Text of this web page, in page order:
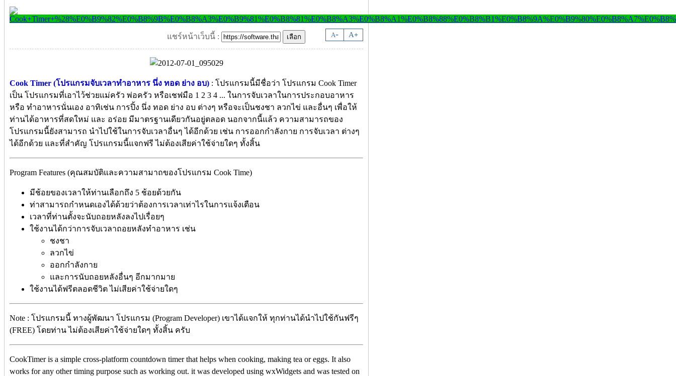
A- A+
แชร์หน้าเว็บนี้ :
Cook Timer (โปรแกรมจับเวลาทำอาหาร นึ่ง ทอด ย่าง อบ) : โปรแกรมนี้มีชื่อว่า โปรแกรม Cook Timer
เป็น โปรแกรมที่เอาไว้ช่วยแม่ครัว พ่อครัว หรือเชฟมือ 1 2 3 4 ... ในการจับเวลาในการประกอบอาหาร
หรือ ทำอาหารนั่นเอง อาทิเช่น การปิ้ง นึ่ง ทอด ย่าง อบ ต่างๆ หรือจะเป็นชงชา ลวกไข่ และอื่นๆ เพื่อให้
ท่านได้อาหารที่สดใหม่ และ อร่อย มีมาตรฐานเดียวกันอยู่ตลอด นอกจากนี้แล้ว ความสามารถของ
โปรแกรมนี้ยังสามารถ นำไปใช้ในการจับเวลาอื่นๆ ได้อีกด้วย เช่น การออกกำลังกาย การจับเวลา ต่างๆ
ได้อีกด้วย และที่สำคัญ โปรแกรมนี้แจกฟรี ไม่ต้องเสียค่าใช้จ่ายใดๆ ทั้งสิ้น
Program Features (คุณสมบัติและความสามาถของโปรแกรม Cook Time)
มีช้อยของเวลาให้ท่านเลือกถึง 5 ช้อยด้วยกัน
ท่าสามารถกำหนดเองได้ด้วยว่าต้องการเวลาเท่าไรในการแจ้งเตือน
เวลาที่ท่านตั้งจะนับถอยหลังลงไปเรื่อยๆ
ใช้งานได้กว่าการจับเวลาถอยหลังทำอาหาร เช่น
ชงชา
ลวกไข่
ออกกำลังกาย
และการนับถอยหลังอื่นๆ อีกมากมาย
ใช้งานได้ฟรีตลอดชีวิต ไม่เสียค่าใช้จ่ายใดๆ
Note : โปรแกรมนี้ ทางผู้พัฒนา โปรแกรม (Program Developer) เขาได้แจกให้ ทุกท่านได้นำไปใช้กันฟรีๆ
(FREE) โดยท่าน ไม่ต้องเสียค่าใช้จ่ายใดๆ ทั้งสิ้น ครับ
CookTimer is a simple cross-platform countdown timer that helps when cooking, making tea or eggs. It also
works for any other timing purpose such as working out. it was developed using wxWidgets and was tested on